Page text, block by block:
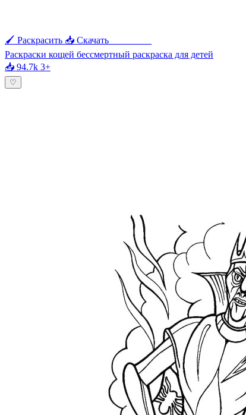
🖌 Раскрасить 📥 Скачать
Раскраски кощей бессмертный раскраска для детей
📥 94.7k 3+
♡